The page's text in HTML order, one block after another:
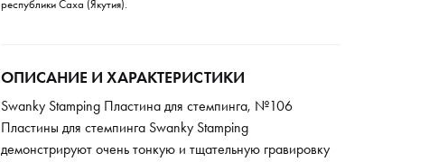
республики Саха (Якутия).
ОПИСАНИЕ И ХАРАКТЕРИСТИКИ
Swanky Stamping Пластина для стемпинга, №106
Пластины для стемпинга Swanky Stamping
демонстрируют очень тонкую и тщательную гравировку